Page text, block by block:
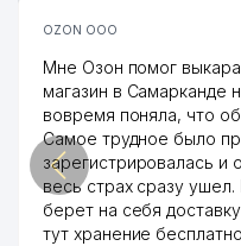
OZON ООО
Мне Озон помог
магазин в Самарканде
вовремя поняла, что
Самое трудное было
зарегистрировалась и
весь страх сразу
берет на себя
тут хранение